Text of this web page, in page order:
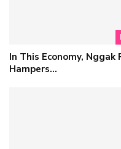
In This Economy,
Hampers…